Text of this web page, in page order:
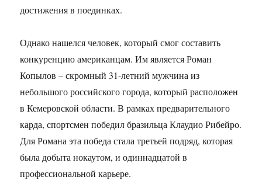
достижения в поединках.
Однако нашелся человек, который смог составить
конкуренцию американцам. Им является Роман
Копылов – скромный 31-летний мужчина из
небольшого российского города, который расположен
в Кемеровской области. В рамках предварительного
карда, спортсмен победил бразильца Клаудио Рибейро.
Для Романа эта победа стала третьей подряд, которая
была добыта нокаутом, и одиннадцатой в
профессиональной карьере.